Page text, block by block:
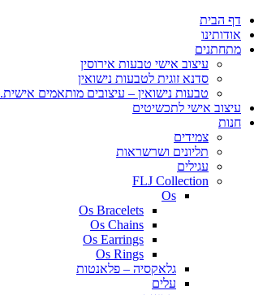
דף הבית
אודותינו
מתחתנים
עיצוב אישי טבעות אירוסין
סדנא זוגית לטבעות נישואין
טבעות נישואין – עיצובים מותאמים אישית.
עיצוב אישי לתכשיטים
חנות
צמידים
תליונים ושרשראות
עגילים
FLJ Collection
Os
Os Bracelets
Os Chains
Os Earrings
Os Rings
גלאקסיה – פלאנטות
עלים